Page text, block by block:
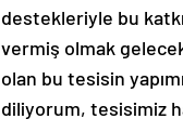
destekleriyle bu
vermiş olmak
olan bu tesisin
diliyorum, tesisimiz